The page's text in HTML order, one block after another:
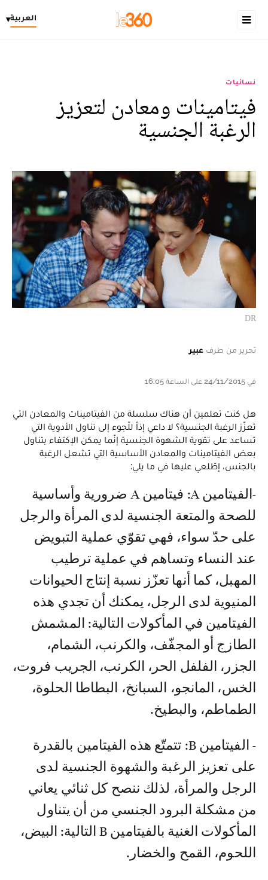
العربية▾
نسائيات
فيتامينات ومعادن لتعزيز
الرغبة الجنسية
DR
تحرير من طرف عبير
في 24/11/2015 على الساعة 16:05
هل كنت تعلمين أن هناك سلسلة من الفيتامينات والمعادن التي
تعزّز الرغبة الجنسية؟ لا داعي إذاً للّجوء إلى تناول الأدوية التي
تساعد على تقوية الشهوة الجنسية إنّما يمكن الإكتفاء بتناول
بعض الفيتامينات والمعادن الأساسية التي تشعل الرغبة
بالجنس، إطّلعي عليها في ما يلي:
- الفيتامين A: فيتامين A ضرورية وأساسية
للصحة والمتعة الجنسية لدى المرأة والرجل
على حدّ سواء، فهي تقوّي عملية التبويض
عند النساء وتساهم في عملية ترطيب
المهبل، كما أنها تعزّز نسبة إنتاج الحيوانات
المنيوية لدى الرجل، يمكنك أن تجدي هذه
الفيتامين في المأكولات التالية: المشمش
الطازج أو المجفّف، والكرنب، الشمام،
الجزر، الفلفل الحر، الكرنب، الجريب فروت،
الخس، المانجو، السبانخ، البطاطا الحلوة،
الطماطم، والبطيخ.
- الفيتامين B: تتمتّع هذه الفيتامين بالقدرة
على تعزيز الرغبة والشهوة الجنسية لدى
الرجل والمرأة، لذلك ننصح كل ثنائي يعاني
من مشكلة البرود الجنسي من أن يتناول
المأكولات الغنية بالفيتامين B التالية: البيض،
اللحوم، القمح والخضار.